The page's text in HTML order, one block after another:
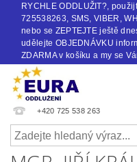
RYCHLE ODDLUŽIT?,
725538263, SMS, VIBER,
nebo se ZEPTEJTE ještě
udělejte OBJEDNÁVKU
ZDARMA v košíku a my se
+420 725 538 263